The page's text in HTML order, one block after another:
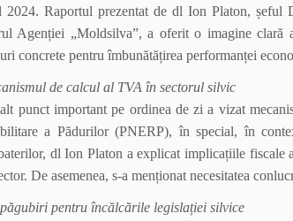
2024. Raportul prezentat de dl Ion Platon, șeful
Agenției „Moldsilva”, a oferit o imagine clară
concrete pentru îmbunătățirea performanței
de calcul al TVA în sectorul silvic
punct important pe ordinea de zi a vizat
a Pădurilor (PNERP), în special, în
dl Ion Platon a explicat implicațiile fiscale
De asemenea, s-a menționat necesitatea
pentru încălcările legislației silvice